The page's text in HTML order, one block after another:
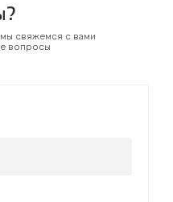
свяжемся с вами
вопросы